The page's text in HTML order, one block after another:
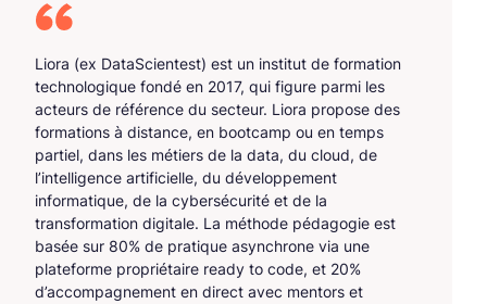
Liora (ex DataScientest) est un institut de formation
technologique fondé en 2017, qui figure parmi les
acteurs de référence du secteur. Liora propose des
formations à distance, en bootcamp ou en temps
partiel, dans les métiers de la data, du cloud, de
l’intelligence artificielle, du développement
informatique, de la cybersécurité et de la
transformation digitale. La méthode pédagogie est
basée sur 80% de pratique asynchrone via une
plateforme propriétaire ready to code, et 20%
d’accompagnement en direct avec mentors et